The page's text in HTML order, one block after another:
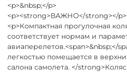
<p>&nbsp;</p>
<p><strong>ВАЖНО</strong></p>
<p>Компактная прогулочная
соответствует нормам и
авиаперелетов.<span>&nbsp;</
легкостью помещается в
салона самолета. </